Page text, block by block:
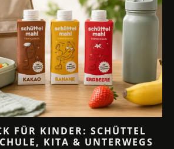
FÜR KINDER: SCHÜTTEL
KITA & UNTERWEGS